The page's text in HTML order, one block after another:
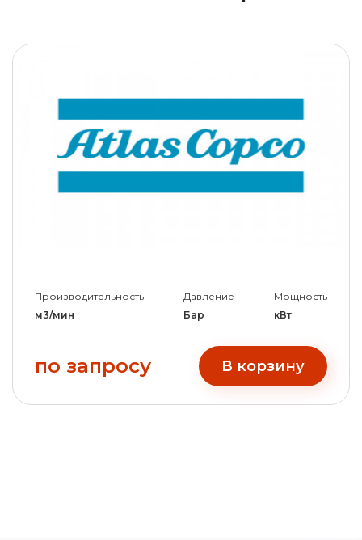
Производительность
м3/мин
Давление
Бар
Мощность
кВт
по запросу В корзину